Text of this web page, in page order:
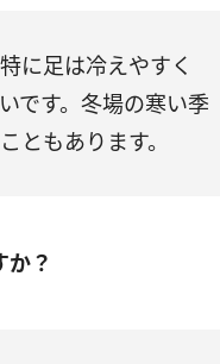
に足は冷えやすく
です。冬場の寒い季
ともあります。
？